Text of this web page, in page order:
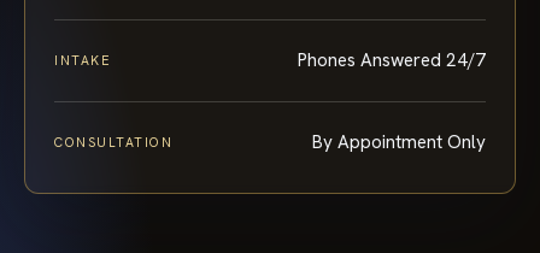
INTAKE Phones Answered 24/7
CONSULTATION By Appointment Only